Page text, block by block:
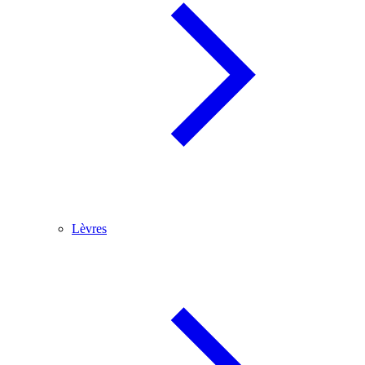
Lèvres